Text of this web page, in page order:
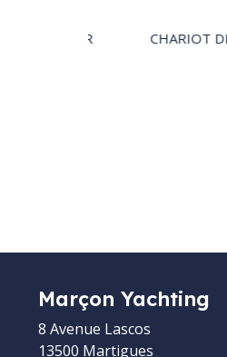
CHARIOT DE
Ajouter
Marçon Yachting
8 Avenue Lascos
13500 Martigues